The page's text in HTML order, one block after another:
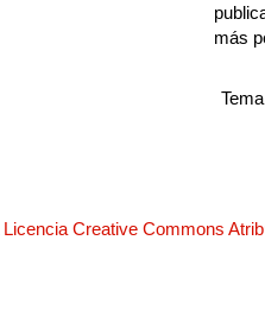
más
Licencia Creative Commons